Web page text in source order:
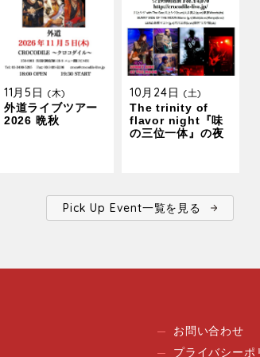
11月5日 (木)
外道ライブツアー
2026 晩秋
10月24日 (土)
The trinity of
flavor night『味
の三位一体』の夜
Pick Up Event一覧を見る
お問い合わせ
プライバシーポ